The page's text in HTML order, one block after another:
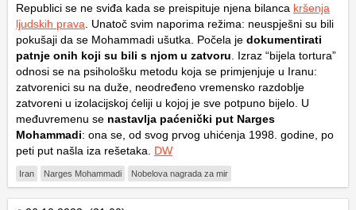
Republici se ne sviđa kada se preispituje njena bilanca kršenja
ljudskih prava . Unatoč svim naporima režima: neuspješni su bili
pokušaji da se Mohammadi ušutka. Počela je dokumentirati
patnje onih koji su bili s njom u zatvoru . Izraz “bijela tortura”
odnosi se na psihološku metodu koja se primjenjuje u Iranu:
zatvorenici su na duže, neodređeno vremensko razdoblje
zatvoreni u izolacijskoj ćeliji u kojoj je sve potpuno bijelo. U
međuvremenu se nastavlja paćenički put Narges
Mohammadi: ona se, od svog prvog uhićenja 1998. godine, po
peti put našla iza rešetaka. DW
Iran Narges Mohammadi Nobelova nagrada za mir